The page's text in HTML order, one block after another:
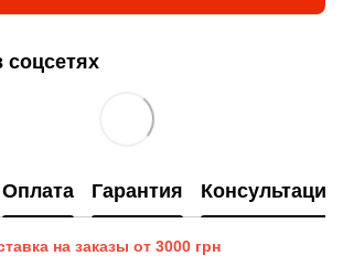
соцсетях
Оплата Гарантия Консультация
на заказы от 3000 грн